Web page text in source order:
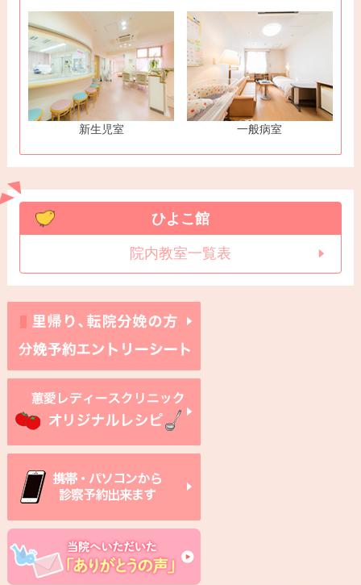
新生児室 一般病室
ひよこ館
院内教室一覧表